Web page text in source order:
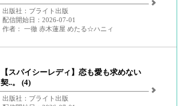
出版社：ブライト出版
配信開始日：2026-07-01
作者： 一徹 赤木蓮屋 めたる☆ハニィ
【スパイシーレディ】恋も愛も求めない
契..。 (4)
出版社：ブライト出版